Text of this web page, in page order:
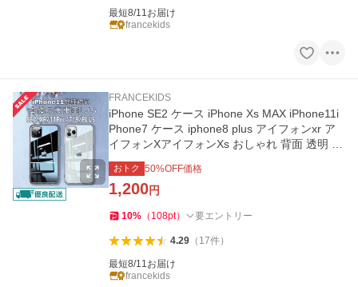
最短8/11お届け
francekids
FRANCEKIDS
iPhone SE2 ケース iPhone Xs MAX iPhone11i
Phone7 ケース iphone8 plus アイフォンxr ア
イフォンXアイフォンXs おしゃれ 背面 透明 キ
ラキラ スマホケース
おトク 50%OFF価格
1,200円
10% （ 108pt） 要エントリー
4.29（ 17件）
最短8/11お届け
francekids